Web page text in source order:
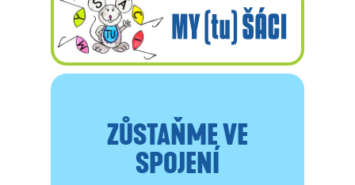
ZŮSTAŇME VE
SPOJENÍ